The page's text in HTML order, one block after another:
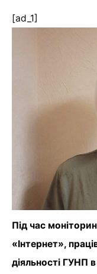
[ad_1]
Під час
«Інтернет»,
діяльності ГУНП